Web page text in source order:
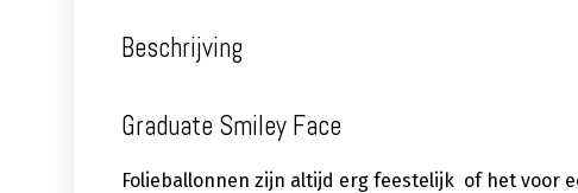
Beschrijving
Graduate Smiley Face
Folieballonnen zijn altijd erg feestelijk of het voor